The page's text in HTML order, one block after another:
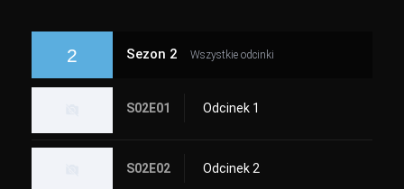
2 Sezon 2 Wszystkie odcinki
S02E01 Odcinek 1
S02E02 Odcinek 2